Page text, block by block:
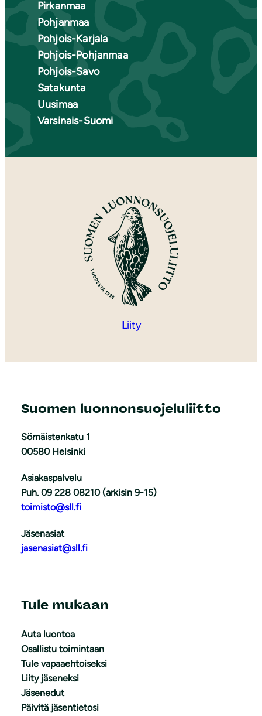
Pirkanmaa
Pohjanmaa
Pohjois-Karjala
Pohjois-Pohjanmaa
Pohjois-Savo
Satakunta
Uusimaa
Varsinais-Suomi
Liity
Suomen luonnonsuojeluliitto
Sörnäistenkatu 1
00580 Helsinki
Asiakaspalvelu
Puh. 09 228 08210 (arkisin 9-15)
toimisto@sll.fi
Jäsenasiat
jasenasiat@sll.fi
Tule mukaan
Auta luontoa
Osallistu toimintaan
Tule vapaaehtoiseksi
Liity jäseneksi
Jäsenedut
Päivitä jäsentietosi